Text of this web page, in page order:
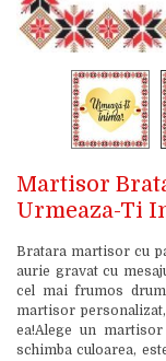
Martisor
Urmeaza-Ti
Bratara martisor cu
aurie gravat cu
cel mai frumos
martisor
ea!Alege un
schimba culoarea,